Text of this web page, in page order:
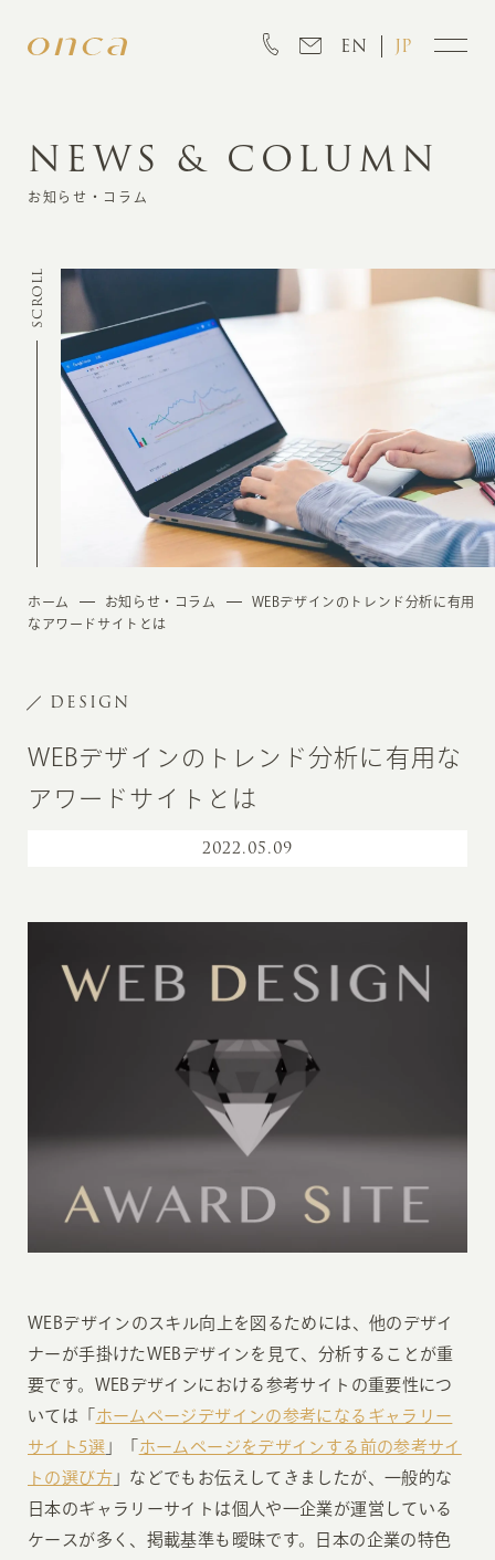
EN JP
INFORMATION
CREATION
MARKETING
NEWS & COLUMN
お知らせ・コラム
SCROLL
ホーム お知らせ・コラム
WEBデザインのトレンド分析に有用
なアワードサイトとは
DESIGN
WEBデザインのトレンド分析に有用な
アワードサイトとは
2022.05.09
WEBデザインのスキル向上を図るためには、他のデザイ
ナーが手掛けたWEBデザインを見て、分析することが重
要です。WEBデザインにおける参考サイトの重要性につ
いては「 ホームページデザインの参考になるギャラリー
サイト5選」「 ホームページをデザインする前の参考サイ
トの選び方」などでもお伝えしてきましたが、一般的な
日本のギャラリーサイトは個人や一企業が運営している
ケースが多く、掲載基準も曖昧です。日本の企業の特色